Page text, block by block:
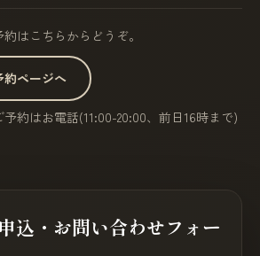
はこちらからどうぞ。
約ページへ
約はお電話(11:00-20:00、前日16時まで)
込・お問い合わせフォー